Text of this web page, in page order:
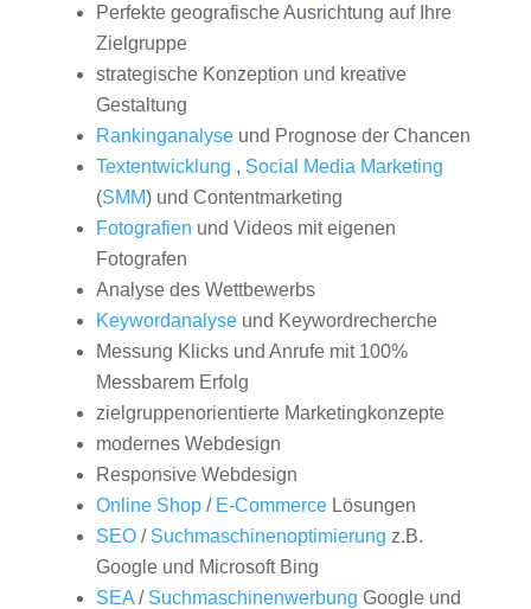
Perfekte geografische Ausrichtung auf Ihre
Zielgruppe
strategische Konzeption und kreative
Gestaltung
Rankinganalyseund Prognose der Chancen
Textentwicklung , Social Media Marketing
(SMM) und Contentmarketing
Fotografien und Videos mit eigenen
Fotografen
Analyse des Wettbewerbs
Keywordanalyseund Keywordrecherche
Messung Klicks und Anrufe mit 100%
Messbarem Erfolg
zielgruppenorientierte Marketingkonzepte
modernes Webdesign
Responsive Webdesign
Online Shop/ E-CommerceLösungen
SEO/ Suchmaschinenoptimierung z.B.
Google und Microsoft Bing
SEA/ Suchmaschinenwerbung Google und